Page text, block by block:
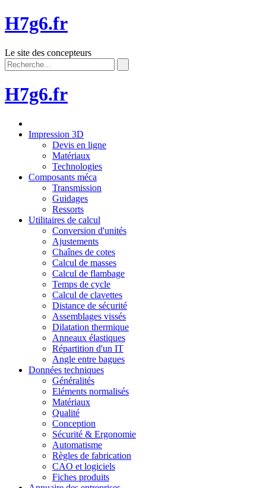
H7g6.fr
Le site des concepteurs
H7g6.fr
Impression 3D
Devis en ligne
Matériaux
Technologies
Composants méca
Transmission
Guidages
Ressorts
Utilitaires de calcul
Conversion d'unités
Ajustements
Chaînes de cotes
Calcul de masses
Calcul de flambage
Temps de cycle
Calcul de clavettes
Distance de sécurité
Assemblages vissés
Dilatation thermique
Anneaux élastiques
Répartition d'un IT
Angle entre bagues
Données techniques
Généralités
Eléments normalisés
Matériaux
Qualité
Conception
Sécurité & Ergonomie
Automatisme
Règles de fabrication
CAO et logiciels
Fiches produits